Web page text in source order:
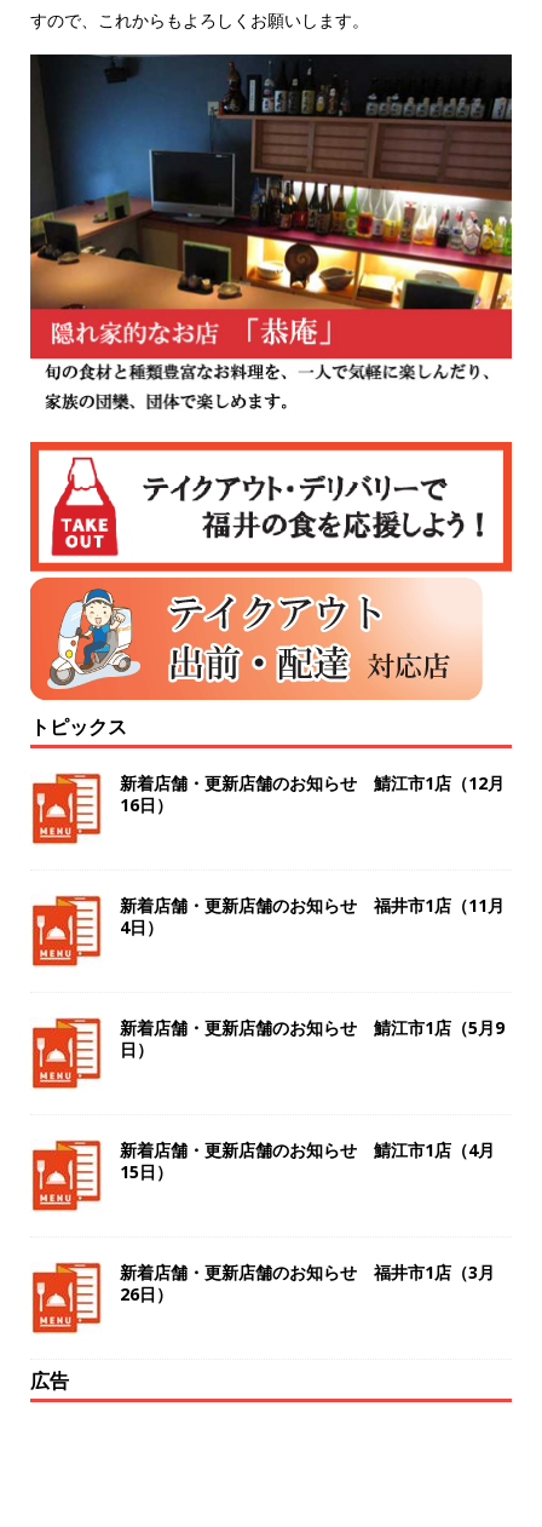
すので、これからもよろしくお願いします。
トピックス
新着店舗・更新店舗のお知らせ 鯖江市1店（12月
16日）
新着店舗・更新店舗のお知らせ 福井市1店（11月
4日）
新着店舗・更新店舗のお知らせ 鯖江市1店（5月9
日）
新着店舗・更新店舗のお知らせ 鯖江市1店（4月
15日）
新着店舗・更新店舗のお知らせ 福井市1店（3月
26日）
広告